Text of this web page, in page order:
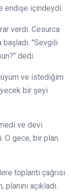
endişe içindeydi.
verdi. Cesurca
başladı. "Sevgili
dedi.
ve istediğim
bir şeyi
ve devi
O gece, bir plan
toplantı çağrısı
açıkladı.